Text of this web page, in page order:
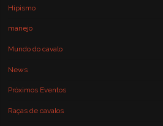
Hipismo
manejo
Mundo do cavalo
News
Próximos Eventos
Raças de cavalos